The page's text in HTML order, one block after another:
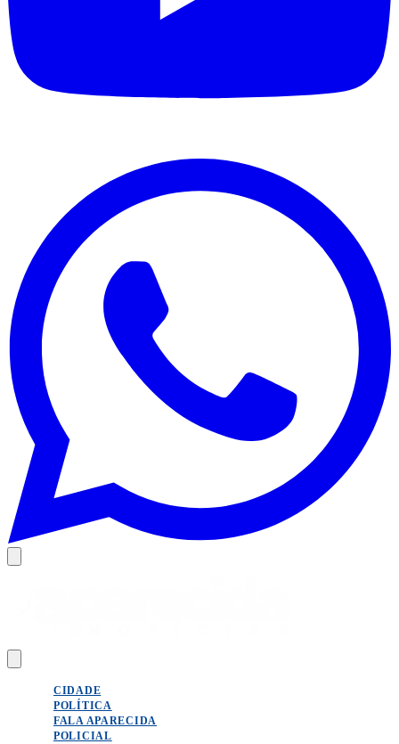
CIDADE
POLÍTICA
FALA APARECIDA
POLICIAL